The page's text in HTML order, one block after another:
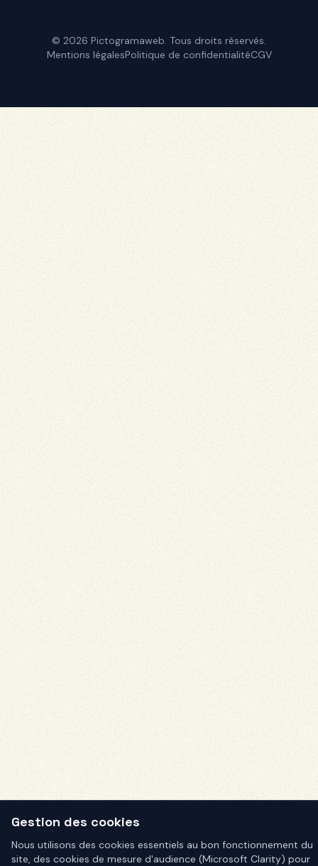
© 2026 Pictogramaweb. Tous droits réservés.
Mentions légalesPolitique de confidentialitéCGV
Gestion des cookies
Nous utilisons des cookies essentiels au bon fonctionnement du
site, des cookies de mesure d'audience (Microsoft Clarity) pour